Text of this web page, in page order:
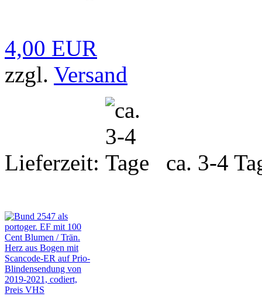
4,00 EUR
zzgl. Versand
Lieferzeit: ca. 3-4